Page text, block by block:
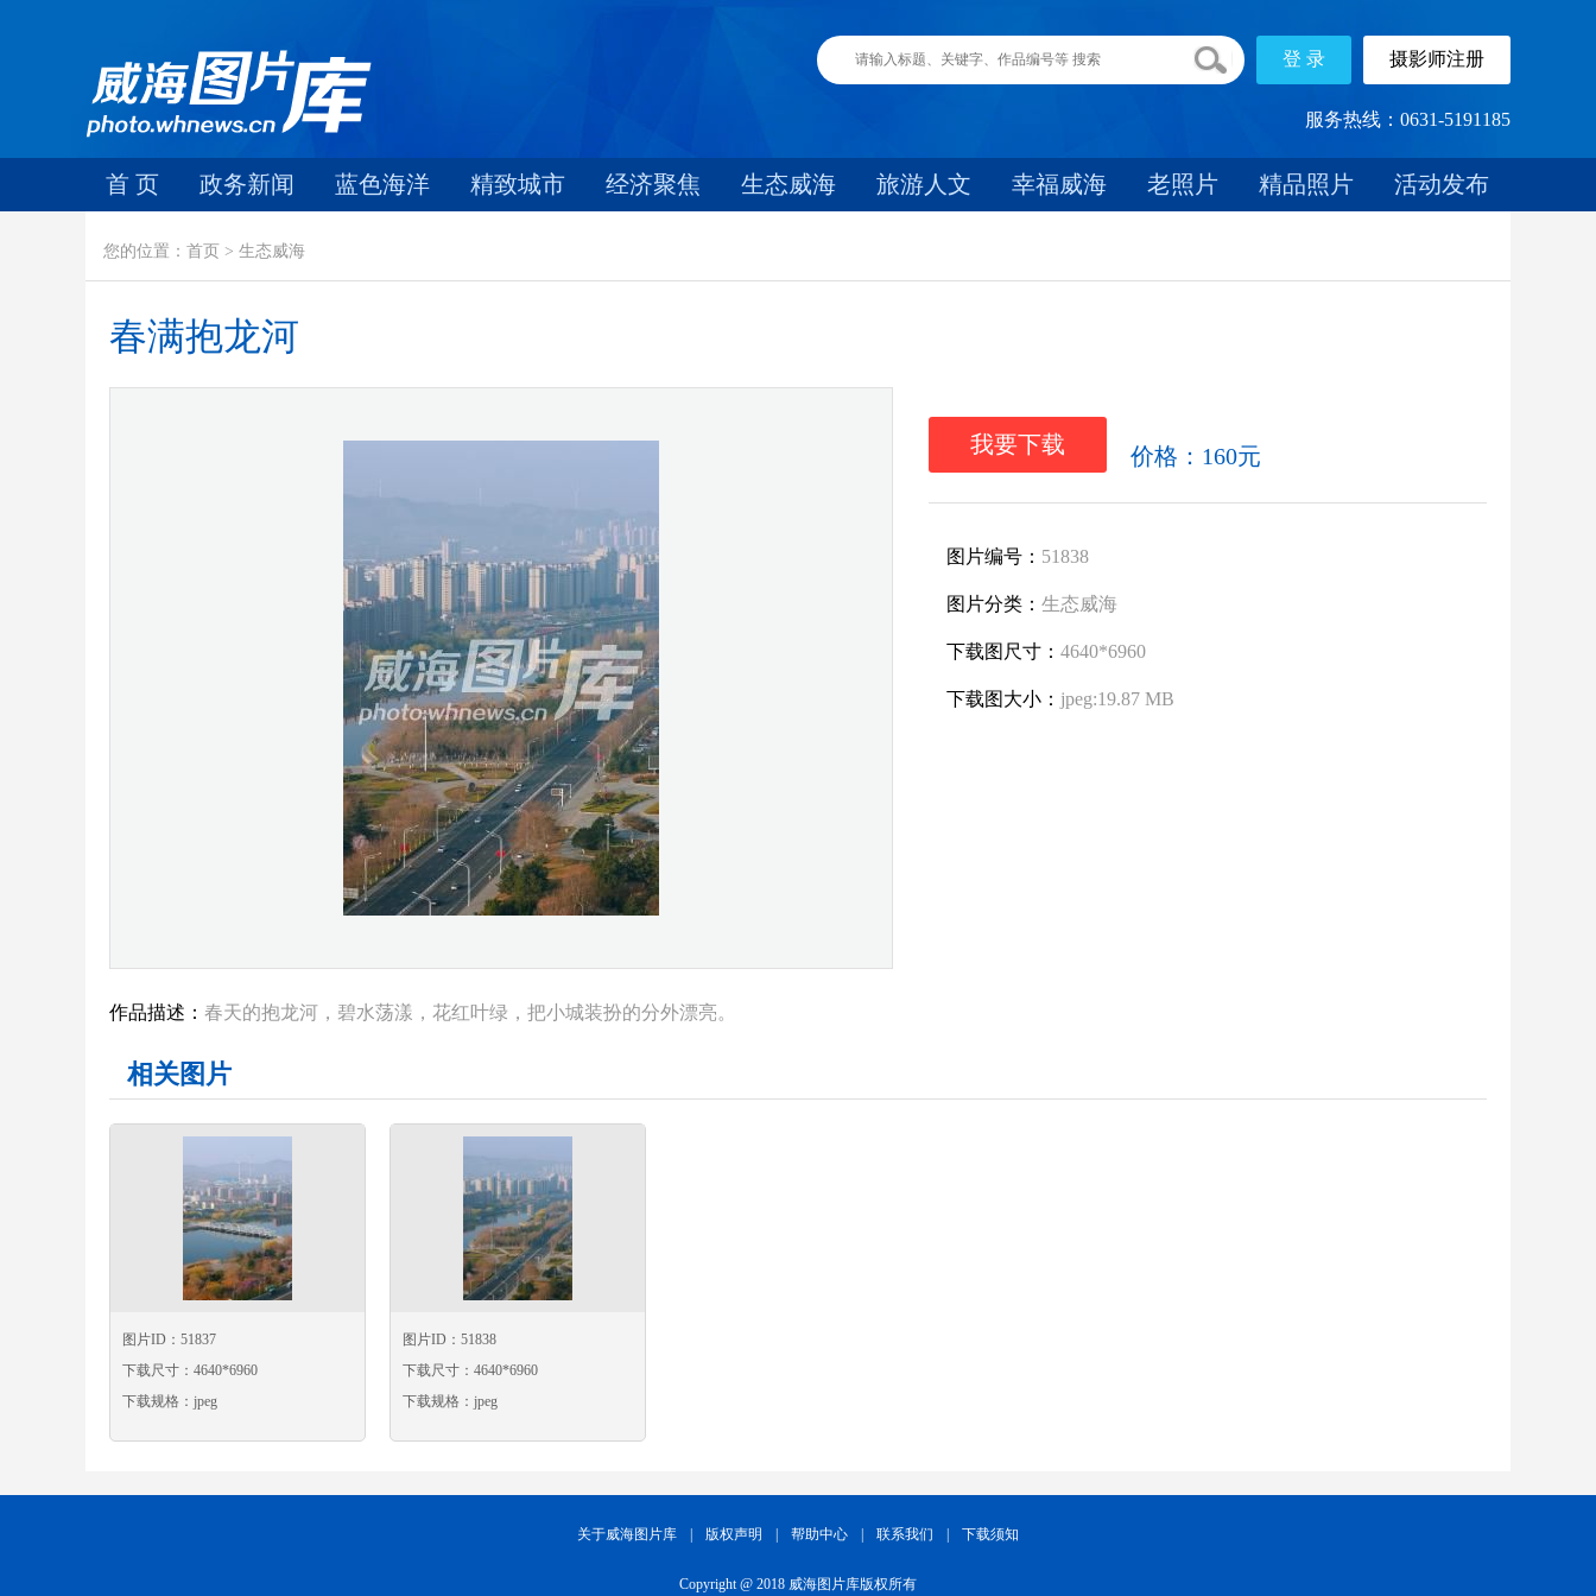
服务热线：0631-5191185
首 页 政务新闻 蓝色海洋 精致城市 经济聚焦 生态威海 旅游人文 幸福威海 老照片 精品照片 活动发布
您的位置：首页 > 生态威海
春满抱龙河
我要下载 价格：160元
图片编号： 51838
图片分类： 生态威海
下载图尺寸： 4640*6960
下载图大小： jpeg:19.87 MB
作品描述： 春天的抱龙河，碧水荡漾，花红叶绿，把小城装扮的分外漂亮。
相关图片
图片ID：51837
下载尺寸：4640*6960
下载规格：jpeg
图片ID：51838
下载尺寸：4640*6960
下载规格：jpeg
关于威海图片库 版权声明 帮助中心 联系我们 下载须知
Copyright @ 2018 威海图片库版权所有